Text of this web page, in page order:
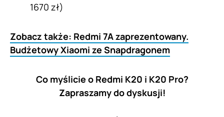
1670 zł)
Zobacz także: Redmi 7A zaprezentowany.
Budżetowy Xiaomi ze Snapdragonem
Co myślicie o Redmi K20 i K20 Pro?
Zapraszamy do dyskusji!